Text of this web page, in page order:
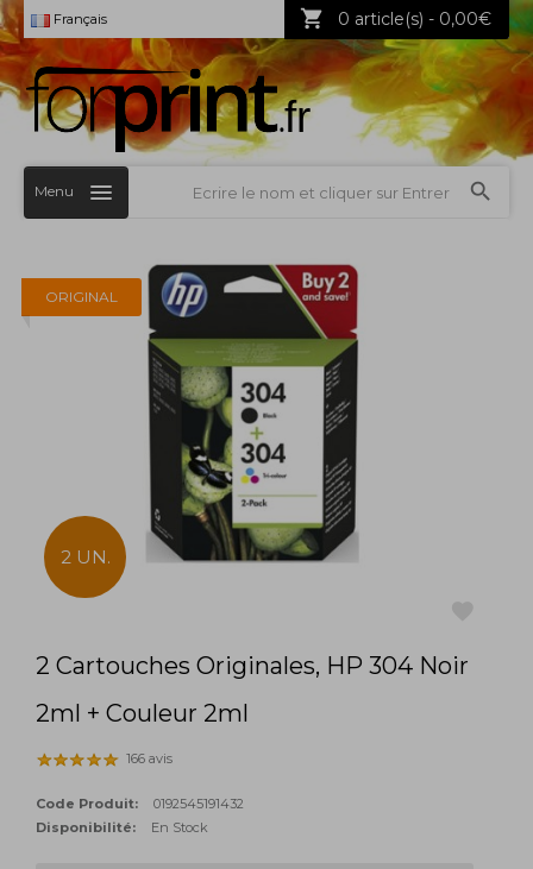
Français 0 article(s) - 0,00€
Menu
ORIGINAL
2 UN.
2 Cartouches Originales, HP 304 Noir
2ml + Couleur 2ml
166 avis
Code Produit:
0192545191432
Disponibilité:
En Stock